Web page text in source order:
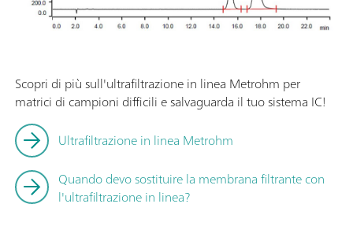
Scopri di più sull'ultrafiltrazione in linea Metrohm per
matrici di campioni difficili e salvaguarda il tuo sistema IC!
Ultrafiltrazione in linea Metrohm
Quando devo sostituire la membrana filtrante con
l'ultrafiltrazione in linea?